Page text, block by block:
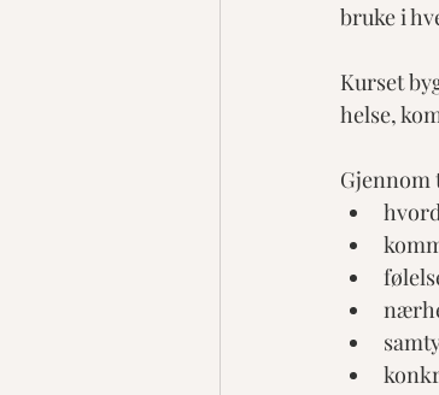
bruke i
Kurset
helse,
Gjennom